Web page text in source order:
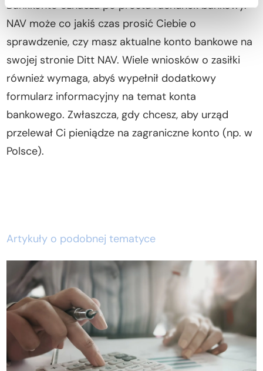
Bankkonto oznacza po prostu rachunek bankowy.
NAV może co jakiś czas prosić Ciebie o
sprawdzenie, czy masz aktualne konto bankowe na
swojej stronie Ditt NAV. Wiele wniosków o zasiłki
również wymaga, abyś wypełnił dodatkowy
formularz informacyjny na temat konta
bankowego. Zwłaszcza, gdy chcesz, aby urząd
przelewał Ci pieniądze na zagraniczne konto (np. w
Polsce).
Artykuły o podobnej tematyce